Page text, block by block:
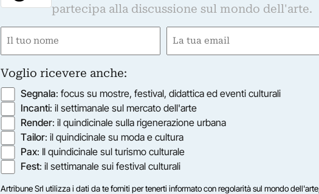
partecipa alla discussione sul mondo dell'arte.
Nome
Email
Voglio ricevere anche:
Segnala: focus su mostre, festival, didattica ed eventi culturali
Incanti: il settimanale sul mercato dell'arte
Render: il quindicinale sulla rigenerazione urbana
Tailor: il quindicinale su moda e cultura
Pax: Il quindicinale sul turismo culturale
Fest: il settimanale sui festival culturali
Artribune Srl utilizza i dati da te forniti per tenerti informato con regolarità sul mondo dell'arte,